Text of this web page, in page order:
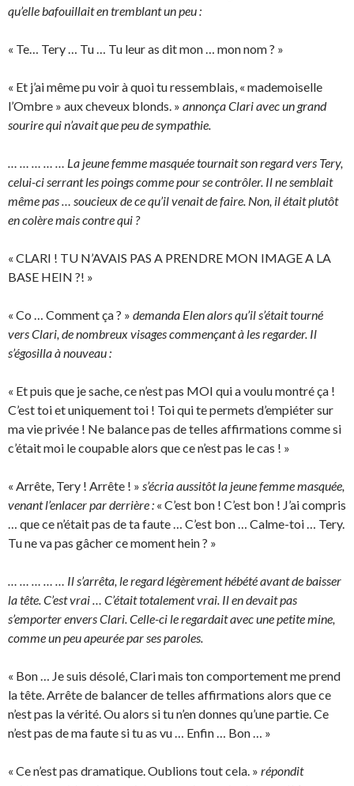
qu’elle bafouillait en tremblant un peu :
« Te… Tery … Tu … Tu leur as dit mon … mon nom ? »
« Et j’ai même pu voir à quoi tu ressemblais, « mademoiselle
l’Ombre » aux cheveux blonds. » annonça Clari avec un grand
sourire qui n’avait que peu de sympathie.
… … … … … La jeune femme masquée tournait son regard vers Tery,
celui-ci serrant les poings comme pour se contrôler. Il ne semblait
même pas … soucieux de ce qu’il venait de faire. Non, il était plutôt
en colère mais contre qui ?
« CLARI ! TU N’AVAIS PAS A PRENDRE MON IMAGE A LA
BASE HEIN ?! »
« Co … Comment ça ? » demanda Elen alors qu’il s’était tourné
vers Clari, de nombreux visages commençant à les regarder. Il
s’égosilla à nouveau :
« Et puis que je sache, ce n’est pas MOI qui a voulu montré ça !
C’est toi et uniquement toi ! Toi qui te permets d’empiéter sur
ma vie privée ! Ne balance pas de telles affirmations comme si
c’était moi le coupable alors que ce n’est pas le cas ! »
« Arrête, Tery ! Arrête ! » s’écria aussitôt la jeune femme masquée,
venant l’enlacer par derrière : « C’est bon ! C’est bon ! J’ai compris
… que ce n’était pas de ta faute … C’est bon … Calme-toi … Tery.
Tu ne va pas gâcher ce moment hein ? »
… … … … … Il s’arrêta, le regard légèrement hébété avant de baisser
la tête. C’est vrai … C’était totalement vrai. Il en devait pas
s’emporter envers Clari. Celle-ci le regardait avec une petite mine,
comme un peu apeurée par ses paroles.
« Bon … Je suis désolé, Clari mais ton comportement me prend
la tête. Arrête de balancer de telles affirmations alors que ce
n’est pas la vérité. Ou alors si tu n’en donnes qu’une partie. Ce
n’est pas de ma faute si tu as vu … Enfin … Bon … »
« Ce n’est pas dramatique. Oublions tout cela. » répondit